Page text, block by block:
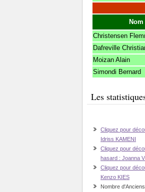
Nom
Christensen
Dafreville
Moizan Alain
Simondi Bernard
Les
Cliquez pour
Idriss KAMENI
Cliquez pour
hasard : Joanna
Cliquez pour
Kenzo KIES
Nombre